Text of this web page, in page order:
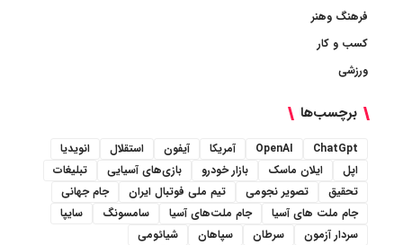
فرهنگ وهنر
کسب و کار
ورزشی
برچسب‌ها
ChatGpt
OpenAI آمریکا آیفون استقلال
انویدیا
اپل
ایلان ماسک بازار خودرو بازی‌های آسیایی
تبلیغات
تحقیق
تصویر نجومی تیم ملی فوتبال ایران
جام جهانی
جام ملت های آسیا
جام ملت‌های آسیا سامسونگ
سایپا
سردار آزمون
سرطان سپاهان
شیائومی